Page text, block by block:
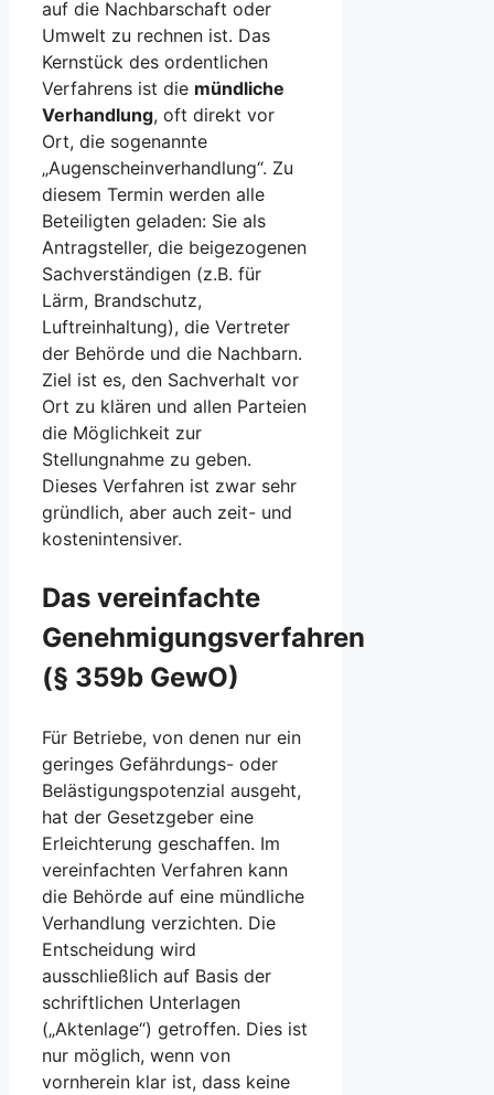
auf die Nachbarschaft oder
Umwelt zu rechnen ist. Das
Kernstück des ordentlichen
Verfahrens ist die mündliche
Verhandlung, oft direkt vor
Ort, die sogenannte
„Augenscheinverhandlung“. Zu
diesem Termin werden alle
Beteiligten geladen: Sie als
Antragsteller, die beigezogenen
Sachverständigen (z.B. für
Lärm, Brandschutz,
Luftreinhaltung), die Vertreter
der Behörde und die Nachbarn.
Ziel ist es, den Sachverhalt vor
Ort zu klären und allen Parteien
die Möglichkeit zur
Stellungnahme zu geben.
Dieses Verfahren ist zwar sehr
gründlich, aber auch zeit- und
kostenintensiver.
Das vereinfachte
Genehmigungsverfahren
(§ 359b GewO)
Für Betriebe, von denen nur ein
geringes Gefährdungs- oder
Belästigungspotenzial ausgeht,
hat der Gesetzgeber eine
Erleichterung geschaffen. Im
vereinfachten Verfahren kann
die Behörde auf eine mündliche
Verhandlung verzichten. Die
Entscheidung wird
ausschließlich auf Basis der
schriftlichen Unterlagen
(„Aktenlage“) getroffen. Dies ist
nur möglich, wenn von
vornherein klar ist, dass keine